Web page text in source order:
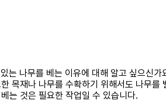
는 나무를 베는 이유에 대해 알고 싶으신
목재나 나무를 수확하기 위해서도 나무
는 것은 필요한 작업일 수 있습니다.